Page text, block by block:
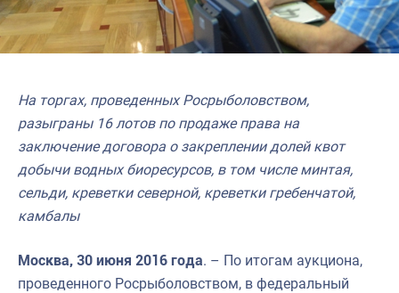
На торгах, проведенных Росрыболовством,
разыграны 16 лотов по продаже права на
заключение договора о закреплении долей квот
добычи водных биоресурсов, в том числе минтая,
сельди, креветки северной, креветки гребенчатой,
камбалы
Москва, 30 июня 2016 года. – По итогам аукциона,
проведенного Росрыболовством, в федеральный